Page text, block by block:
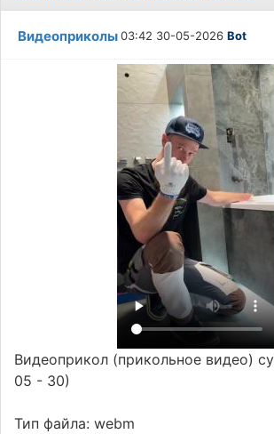
Видеоприколы03:42 30-05-2026Bot
Видеоприкол (прикольное видео)
05 - 30)
Тип файла: webm